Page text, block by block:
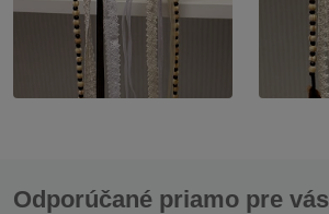
Odporúčané priamo pre vás